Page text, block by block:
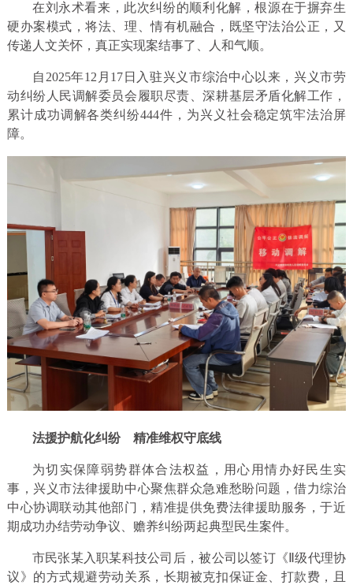
在刘永术看来，此次纠纷的顺利化解，根源在于摒弃生
硬办案模式，将法、理、情有机融合，既坚守法治公正，又
传递人文关怀，真正实现案结事了、人和气顺。
自2025年12月17日入驻兴义市综治中心以来，兴义市劳
动纠纷人民调解委员会履职尽责、深耕基层矛盾化解工作，
累计成功调解各类纠纷444件，为兴义社会稳定筑牢法治屏
障。
法援护航化纠纷 精准维权守底线
为切实保障弱势群体合法权益，用心用情办好民生实
事，兴义市法律援助中心聚焦群众急难愁盼问题，借力综治
中心协调联动其他部门，精准提供免费法律援助服务，于近
期成功办结劳动争议、赡养纠纷两起典型民生案件。
市民张某入职某科技公司后，被公司以签订《Ⅱ级代理协
议》的方式规避劳动关系，长期被克扣保证金、打款费，且